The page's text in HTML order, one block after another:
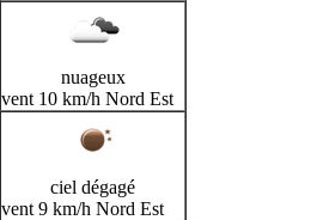
nuageux
vent 10 km/h Nord Est
ciel dégagé
vent 9 km/h Nord Est